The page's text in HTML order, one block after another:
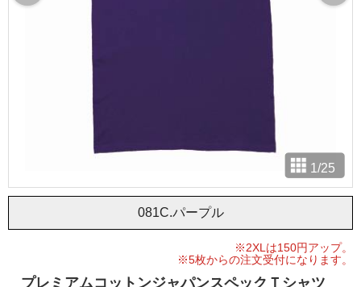
081C.パープル
1 /25
※2XLは150円アップ。
※5枚からの注文受付になります。
プレミアムコットンジャパンスペックＴシャツ